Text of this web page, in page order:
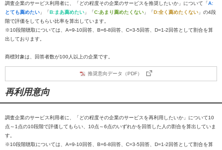
調査企業のサービス利用者に、「どの程度その企業のサービスを推奨したいか」について「A:
とても薦めたい 」「B:まあ薦めたい 」「C:あまり薦めたくない 」「D:全く薦めたくない 」の4段
階で評価をしてもらい比率を算出しています。
※10段階聴取については、A=9-10回答、B=6-8回答、C=3-5回答、D=1-2回答として割合を算
出しております。
商標対象は、回答者数が100人以上の企業です。
推奨意向データ（PDF）
再利用意向
調査企業のサービス利用者に、「どの程度その企業のサービスを再利用したいか」について10
点～1点の10段階で評価してもらい、10点～6点のいずれかを回答した人の割合を算出していま
す。
※10段階聴取については、A=9-10回答、B=6-8回答、C=3-5回答、D=1-2回答として割合を算